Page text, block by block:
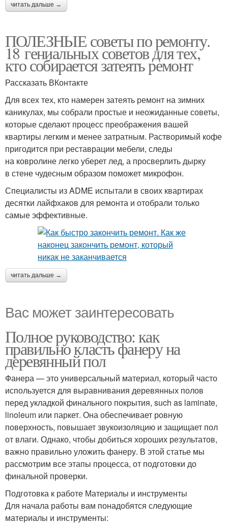
читать дальше →
ПОЛЕЗНЫЕ советы по ремонту.
18 гениальных советов для тех,
кто собирается затеять ремонт
Рассказать ВКонтакте
Для всех тех, кто намерен затеять ремонт на зимних
каникулах, мы собрали простые и неожиданные советы,
которые сделают процесс преображения вашей
квартиры легким и менее затратным. Растворимый кофе
пригодится при реставрации мебели, следы
на ковролине легко уберет лед, а просверлить дырку
в стене чудесным образом поможет микрофон.
Специалисты из ADME испытали в своих квартирах
десятки лайфхаков для ремонта и отобрали только
самые эффективные.
читать дальше →
Вас может заинтересовать
Полное руководство: как
правильно класть фанеру на
деревянный пол
Фанера — это универсальный материал, который часто
используется для выравнивания деревянных полов
перед укладкой финального покрытия, such as laminate,
linoleum или паркет. Она обеспечивает ровную
поверхность, повышает звукоизоляцию и защищает пол
от влаги. Однако, чтобы добиться хороших результатов,
важно правильно уложить фанеру. В этой статье мы
рассмотрим все этапы процесса, от подготовки до
финальной проверки.
Подготовка к работе Материалы и инструменты
Для начала работы вам понадобятся следующие
материалы и инструменты: